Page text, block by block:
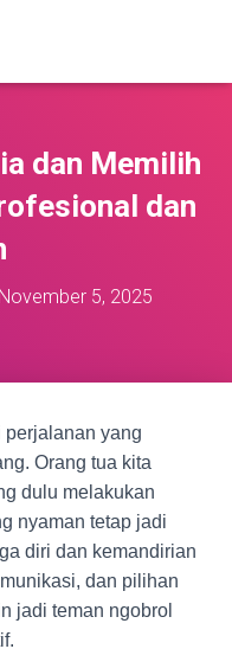
dan Memilih
dan
November 5, 2025
perjalanan yang
Orang tua kita
dulu melakukan
nyaman tetap jadi
diri dan kemandirian
dan pilihan
jadi teman ngobrol